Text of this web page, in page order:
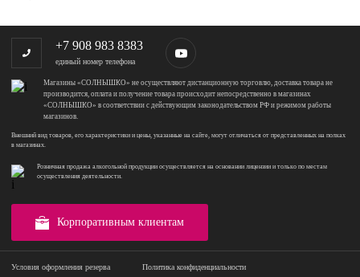
+7 908 983 8383
единый номер телефона
Магазины «СОЛНЫШКО» не осуществляют дистанционную торговлю, доставка товара не
производится, оплата и получение товара происходит непосредственно в магазинах
«СОЛНЫШКО» в соответствии с действующим законодательством РФ и режимом работы
магазинов.
Внешний вид товаров, его характеристики и цены, указанные на сайте, могут отличаться от представленных на полках
в магазинах.
Розничная продажа алкогольной продукции осуществляется на основании лицензии и только по местам
осуществления деятельности.
Корпоративным клиентам
Условия оформления резерва Политика конфиденциальности